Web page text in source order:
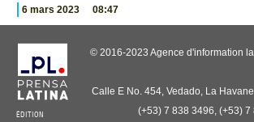
6 mars 2023 08:47
ÉDITION
© 2016-2023 Agence d'information
Calle E No. 454, Vedado, La
(+53) 7 838 3496, (+53) 7